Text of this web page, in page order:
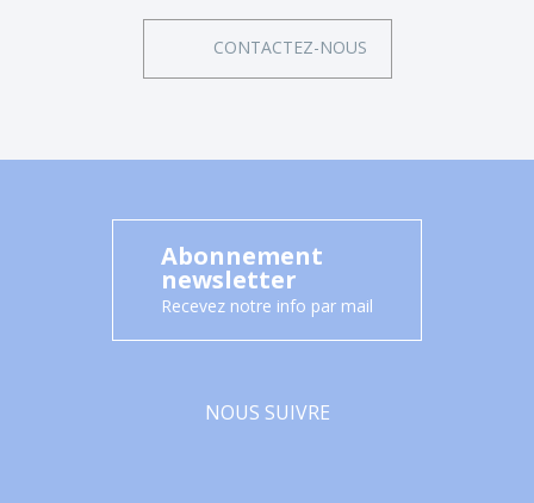
CONTACTEZ-NOUS
Abonnement
newsletter
Recevez notre info par mail
NOUS SUIVRE